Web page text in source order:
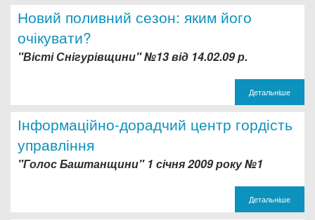
Дозвіл на спеціальне водокористування
Платні послуги
Новий поливний сезон: яким його
очікувати?
"Вісті Снігурівщини" №13 від 14.02.09 р.
Детальніше
Інформаційно-дорадчий центр гордість
управління
"Голос Баштанщини" 1 січня 2009 року №1
Детальніше